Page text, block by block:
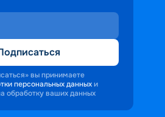
вы принимаете
персональных данных и
обработку ваших данных